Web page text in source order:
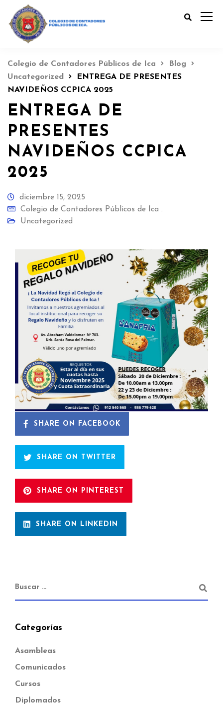
Colegio de Contadores Públicos de Ica
Blog
Uncategorized
ENTREGA DE PRESENTES
NAVIDEÑOS CCPICA 2025
ENTREGA DE
PRESENTES
NAVIDEÑOS CCPICA
2025
diciembre 15, 2025
Colegio de Contadores Públicos de Ica .
Uncategorized
SHARE ON FACEBOOK
SHARE ON TWITTER
SHARE ON PINTEREST
SHARE ON LINKEDIN
Categorías
Asambleas
Comunicados
Cursos
Diplomados